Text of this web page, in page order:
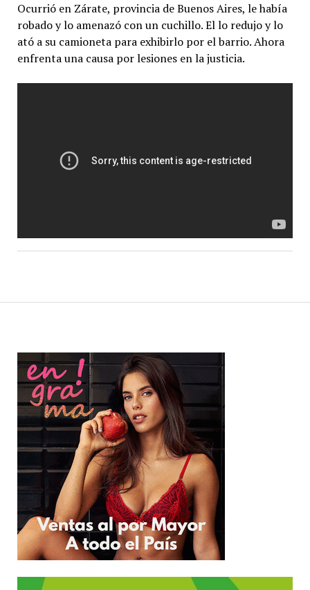
Ocurrió en Zárate, provincia de Buenos Aires, le había
robado y lo amenazó con un cuchillo. El lo redujo y lo
ató a su camioneta para exhibirlo por el barrio. Ahora
enfrenta una causa por lesiones en la justicia.